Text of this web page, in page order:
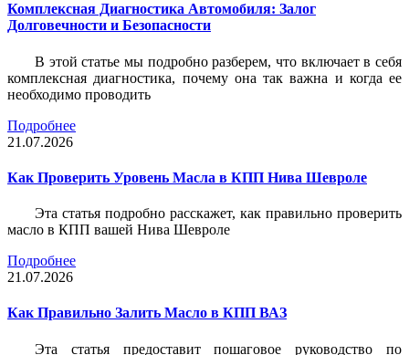
Комплексная Диагностика Автомобиля: Залог
Долговечности и Безопасности
В этой статье мы подробно разберем, что включает в себя
комплексная диагностика, почему она так важна и когда ее
необходимо проводить
Подробнее
21.07.2026
Как Проверить Уровень Масла в КПП Нива Шевроле
Эта статья подробно расскажет, как правильно проверить
масло в КПП вашей Нива Шевроле
Подробнее
21.07.2026
Как Правильно Залить Масло в КПП ВАЗ
Эта статья предоставит пошаговое руководство по